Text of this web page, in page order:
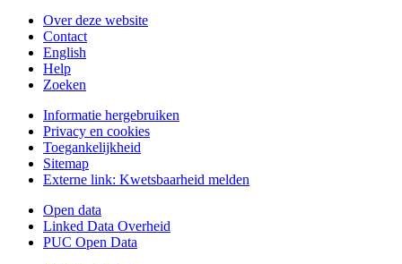
Over deze website
Contact
English
Help
Zoeken
Informatie hergebruiken
Privacy en cookies
Toegankelijkheid
Sitemap
Externe link: Kwetsbaarheid melden
Open data
Linked Data Overheid
PUC Open Data